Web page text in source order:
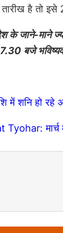
है तो
के जाने-माने
बजे
में शनि हो
मार्च